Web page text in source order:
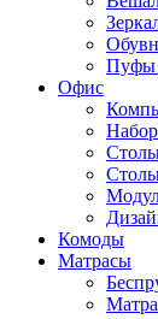
Пуфы
Офис
Комоды
Матрасы